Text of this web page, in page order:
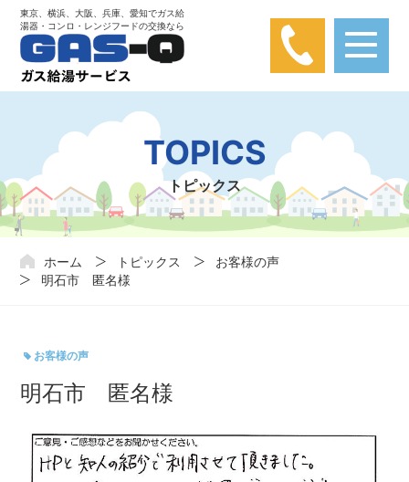
東京、横浜、大阪、兵庫、愛知でガス給
湯器・コンロ・レンジフードの交換なら
【弊社は楽天カード問い合わせとは関係あり
ません】
楽天カードに関する問い合わせが弊社にかかってきておりま
す。弊社は楽天カードと関わりはありませんので、ご注意くだ
さい。
TOPICS
トピックス
ホーム トピックス
お客様の声
明石市 匿名様
お客様の声
明石市 匿名様